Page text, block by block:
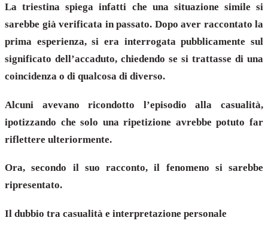
La triestina spiega infatti che una situazione simile si
sarebbe già verificata in passato. Dopo aver raccontato la
prima esperienza, si era interrogata pubblicamente sul
significato dell’accaduto, chiedendo se si trattasse di una
coincidenza o di qualcosa di diverso.
Alcuni avevano ricondotto l’episodio alla casualità,
ipotizzando che solo una ripetizione avrebbe potuto far
riflettere ulteriormente.
Ora, secondo il suo racconto, il fenomeno si sarebbe
ripresentato.
Il dubbio tra casualità e interpretazione personale